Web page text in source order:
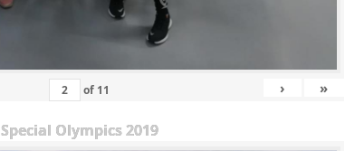
of 11 › »
Special Olympics 2019